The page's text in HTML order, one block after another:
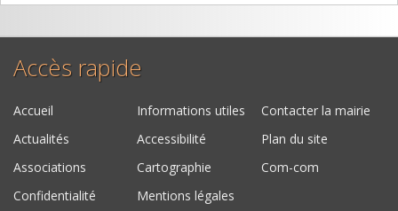
Accès rapide
Accueil Informations utiles
Contacter la mairie
Actualités
Accessibilité
Plan du site
Associations
Cartographie
Com-com
Confidentialité
Mentions légales